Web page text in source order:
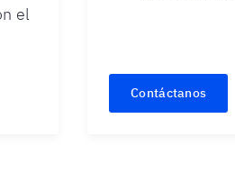
el
Contáctanos